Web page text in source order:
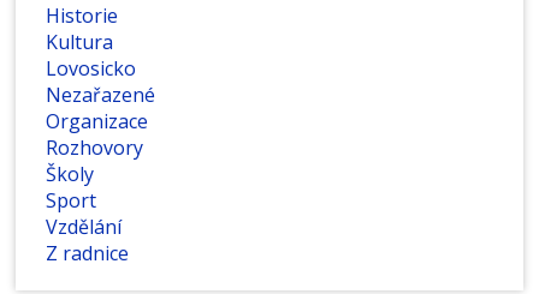
Historie
Kultura
Lovosicko
Nezařazené
Organizace
Rozhovory
Školy
Sport
Vzdělání
Z radnice